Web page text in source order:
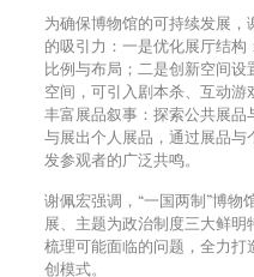
为确保博物馆的可持续发展
的吸引力：一是优化展厅结
比例与布局；二是创新空间
空间，可引入剧本杀、互动
丰富展品叙事：探索公共展
与展出个人展品，通过展品与
发参观者的广泛共鸣。
谢佩宏强调，“一国两制”博物
展、主题为政治制度三大鲜
梳理可能面临的问题，全力
创模式。